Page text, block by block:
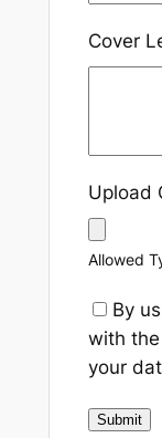
Cover
Upload
Allowed
By
with
your